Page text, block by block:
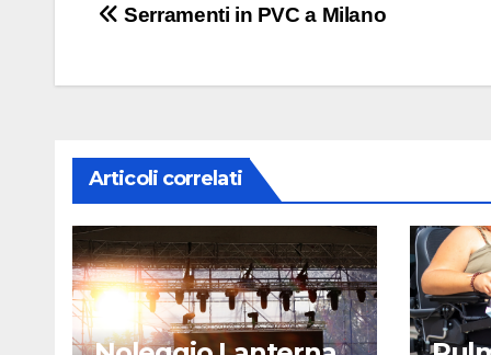
Navigazione
Serramenti in PVC a Milano
Articoli correlati